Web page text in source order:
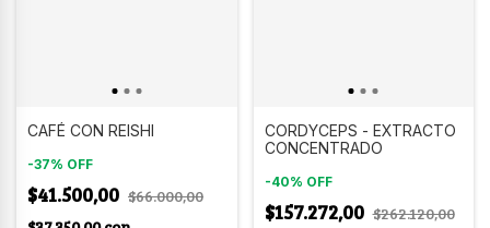
CAFÉ CON REISHI
-37% OFF
$41.500,00 $66.000,00
CORDYCEPS - EXTRACTO
CONCENTRADO
-40% OFF
$157.272,00 $262.120,00